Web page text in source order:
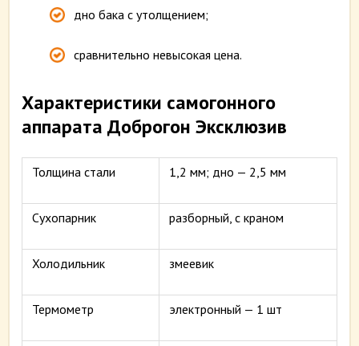
дно бака с утолщением;
сравнительно невысокая цена.
Характеристики самогонного
аппарата Доброгон Эксклюзив
Толщина стали 1,2 мм; дно — 2,5 мм
Сухопарник разборный, с краном
Холодильник змеевик
Термометр электронный — 1 шт